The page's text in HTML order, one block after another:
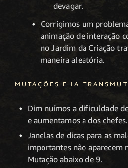
devagar.
Corrigimos um
animação de interação
no Jardim da Criação
maneira aleatória.
MUTAÇÕES E IA
Diminuímos a dificuldade
e aumentamos a dos chefes.
Janelas de dicas para as
importantes não aparecem
Mutação abaixo de 9.